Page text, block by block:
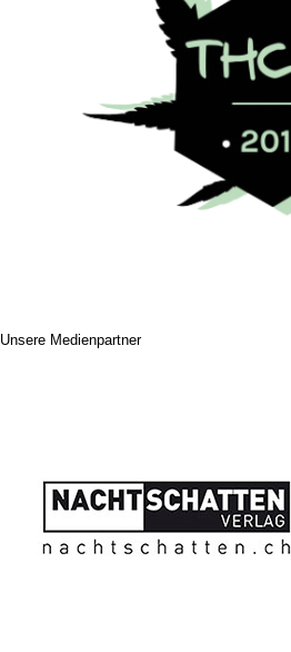
Unsere Medienpartner